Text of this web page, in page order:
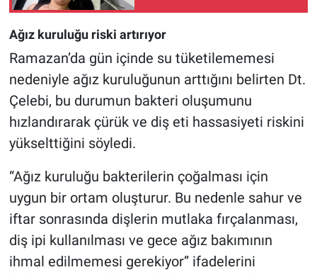
Ağız kuruluğu riski artırıyor
Ramazan’da gün içinde su tüketilememesi
nedeniyle ağız kuruluğunun arttığını belirten Dt.
Çelebi, bu durumun bakteri oluşumunu
hızlandırarak çürük ve diş eti hassasiyeti riskini
yükselttiğini söyledi.
“Ağız kuruluğu bakterilerin çoğalması için
uygun bir ortam oluşturur. Bu nedenle sahur ve
iftar sonrasında dişlerin mutlaka fırçalanması,
diş ipi kullanılması ve gece ağız bakımının
ihmal edilmemesi gerekiyor” ifadelerini